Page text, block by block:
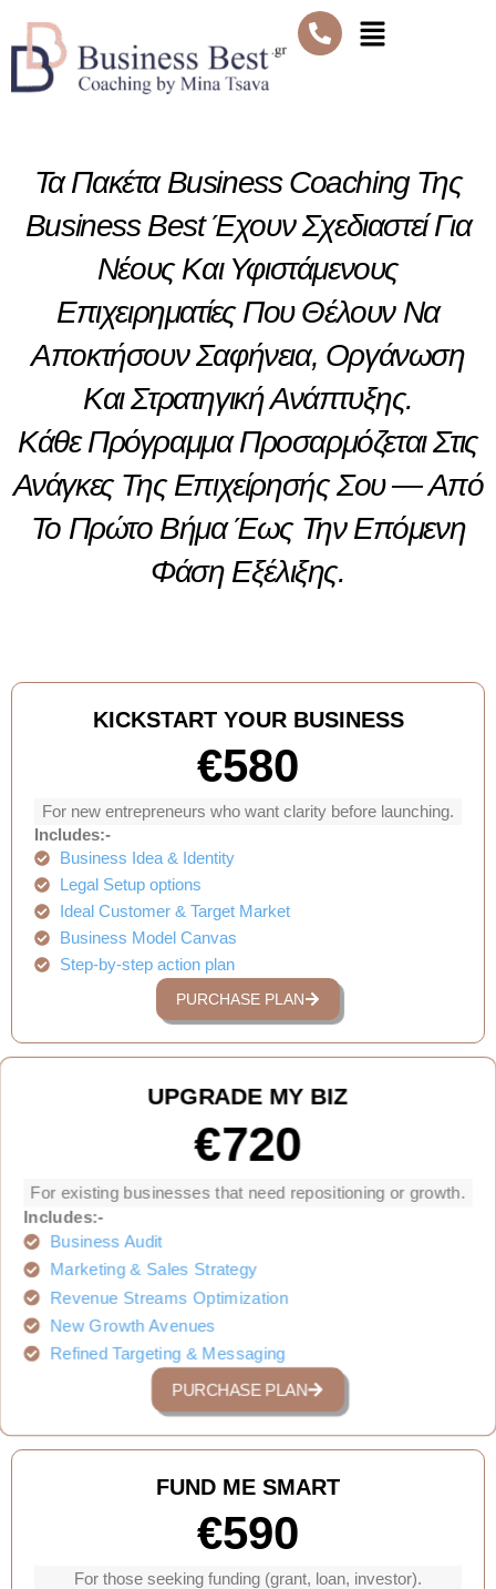
περιεχόμενο
Μενού
Τα Πακέτα Business Coaching Της
Business Best Έχουν Σχεδιαστεί Για
Νέους Και Υφιστάμενους
Επιχειρηματίες Που Θέλουν Να
Αποκτήσουν Σαφήνεια, Οργάνωση
Και Στρατηγική Ανάπτυξης.
Κάθε Πρόγραμμα Προσαρμόζεται Στις
Ανάγκες Της Επιχείρησής Σου — Από
Το Πρώτο Βήμα Έως Την Επόμενη
Φάση Εξέλιξης.
KICKSTART YOUR BUSINESS
€580
For new entrepreneurs who want clarity before launching.
Includes:-
Business Idea & Identity
Legal Setup options
Ideal Customer & Target Market
Business Model Canvas
Step-by-step action plan
PURCHASE PLAN
UPGRADE MY BIZ
€720
For existing businesses that need repositioning or growth.
Includes:-
Business Audit
Marketing & Sales Strategy
Revenue Streams Optimization
New Growth Avenues
Refined Targeting & Messaging
PURCHASE PLAN
FUND ME SMART
€590
For those seeking funding (grant, loan, investor).